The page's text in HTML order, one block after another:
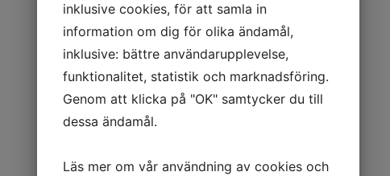
inklusive cookies, för att samla in
information om dig för olika ändamål,
inklusive: bättre användarupplevelse,
funktionalitet, statistik och marknadsföring.
Genom att klicka på "OK" samtycker du till
dessa ändamål.
Läs mer om vår användning av cookies och